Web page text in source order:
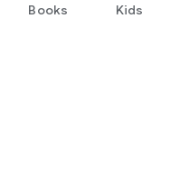
Books Kids